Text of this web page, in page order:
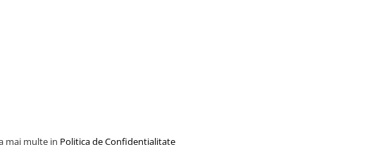
mai multe in Politica de Confidentialitate